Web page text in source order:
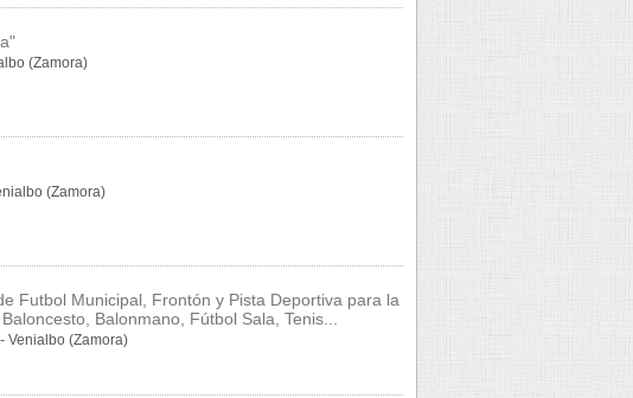
(Zamora)
(Zamora)
Futbol Municipal, Frontón y Pista Deportiva para la
Balonmano, Fútbol Sala, Tenis...
Venialbo (Zamora)